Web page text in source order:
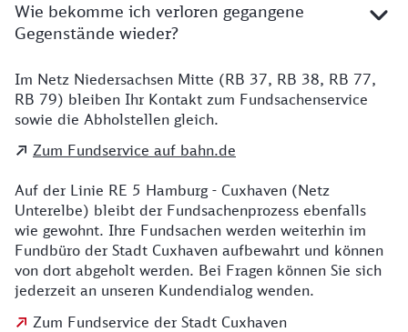
Wie bekomme ich verloren gegangene
Gegenstände wieder?
Details zu Kontakt
Im Netz Niedersachsen Mitte (RB 37, RB 38, RB 77,
RB 79) bleiben Ihr Kontakt zum Fundsachenservice
sowie die Abholstellen gleich.
Zum Fundservice auf bahn.de
Auf der Linie RE 5 Hamburg - Cuxhaven (Netz
Unterelbe) bleibt der Fundsachenprozess ebenfalls
wie gewohnt. Ihre Fundsachen werden weiterhin im
Fundbüro der Stadt Cuxhaven aufbewahrt und können
von dort abgeholt werden. Bei Fragen können Sie sich
jederzeit an unseren Kundendialog wenden.
Zum Fundservice der Stadt Cuxhaven